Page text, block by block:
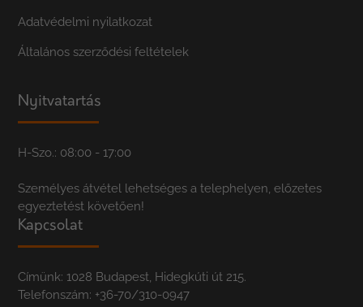
Adatvédelmi nyilatkozat
Általános szerződési feltételek
Nyitvatartás
H-Szo.: 08:00 - 17:00
Személyes átvétel lehetséges a telephelyen, előzetes
egyeztetést követően!
Kapcsolat
Címünk: 1028 Budapest, Hidegkúti út 215.
Telefonszám: +36-70/310-0947